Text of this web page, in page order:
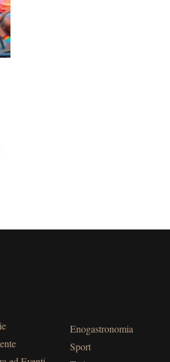
Enogastronomia
Sport